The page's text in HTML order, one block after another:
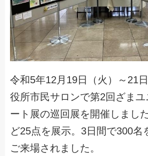
令和5年12月19日（火）～21
役所市民サロンで第2回ざま
ート展の巡回展を開催しまし
ど25点を展示。3日間で300名
ご来場されました。